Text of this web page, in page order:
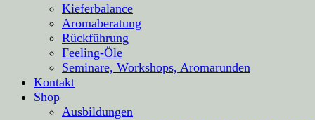
Kieferbalance
Aromaberatung
Rückführung
Feeling-Öle
Seminare, Workshops, Aromarunden
Kontakt
Shop
Ausbildungen